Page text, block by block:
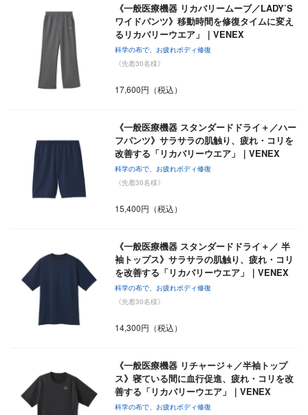
《一般医療機器 リカバリームーブ／LADY’S
ワイドパンツ》移動時間を修復タイムに変え
るリカバリーウエア」｜VENEX
科学の布で、お疲れボディ修復
《先着30名様》
17,600円（税込）
《一般医療機器 スタンダードドライ＋／ハー
フパンツ》サラサラの肌触り、疲れ・コリを
改善する「リカバリーウエア」｜VENEX
科学の布で、お疲れボディ修復
《先着30名様》
15,400円（税込）
《一般医療機器 スタンダードドライ＋／ 半
袖トップス》サラサラの肌触り、疲れ・コリ
を改善する「リカバリーウエア」｜VENEX
科学の布で、お疲れボディ修復
《先着30名様》
14,300円（税込）
《一般医療機器 リチャージ＋／半袖トップ
ス》寝ている間に血行促進、疲れ・コリを改
善する「リカバリーウエア」｜VENEX
科学の布で、お疲れボディ修復